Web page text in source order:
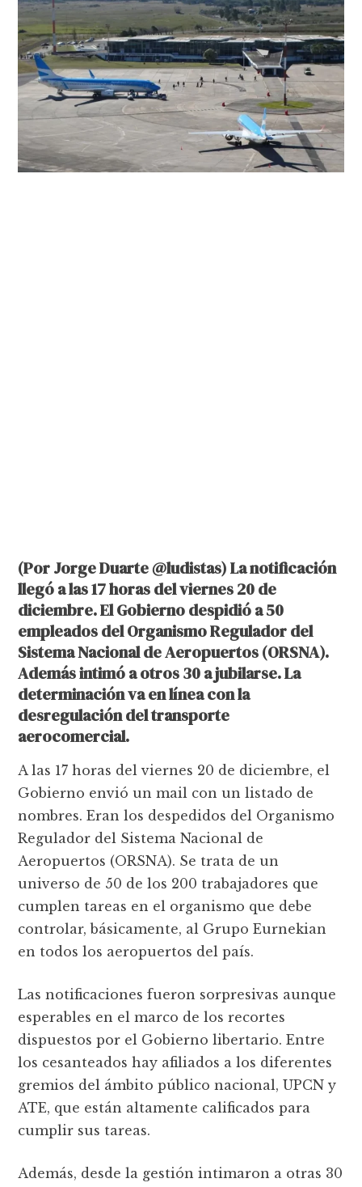
(Por Jorge Duarte @ludistas) La notificación
llegó a las 17 horas del viernes 20 de
diciembre. El Gobierno despidió a 50
empleados del Organismo Regulador del
Sistema Nacional de Aeropuertos (ORSNA).
Además intimó a otros 30 a jubilarse. La
determinación va en línea con la
desregulación del transporte
aerocomercial.
A las 17 horas del viernes 20 de diciembre, el
Gobierno envió un mail con un listado de
nombres. Eran los despedidos del Organismo
Regulador del Sistema Nacional de
Aeropuertos (ORSNA). Se trata de un
universo de 50 de los 200 trabajadores que
cumplen tareas en el organismo que debe
controlar, básicamente, al Grupo Eurnekian
en todos los aeropuertos del país.
Las notificaciones fueron sorpresivas aunque
esperables en el marco de los recortes
dispuestos por el Gobierno libertario. Entre
los cesanteados hay afiliados a los diferentes
gremios del ámbito público nacional, UPCN y
ATE, que están altamente calificados para
cumplir sus tareas.
Además, desde la gestión intimaron a otras 30